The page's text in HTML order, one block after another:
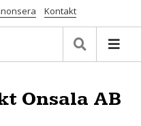
Kontakt
Onsala AB